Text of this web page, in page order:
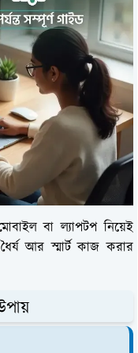
বা ল্যাপটপ নিয়েই
আর স্মার্ট কাজ করার